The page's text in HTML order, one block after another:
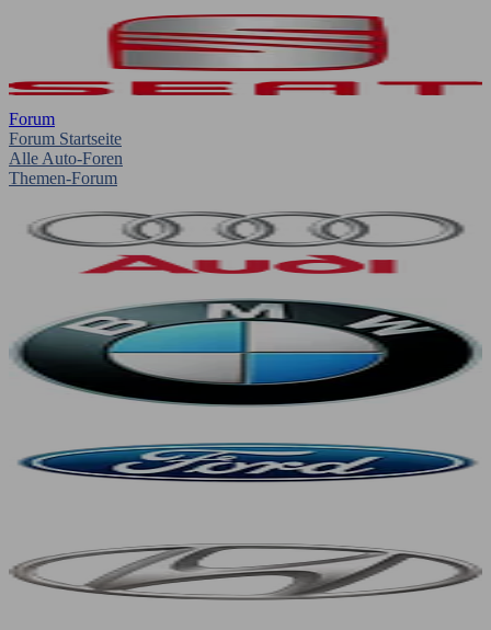
Forum
Forum Startseite
Alle Auto-Foren
Themen-Forum